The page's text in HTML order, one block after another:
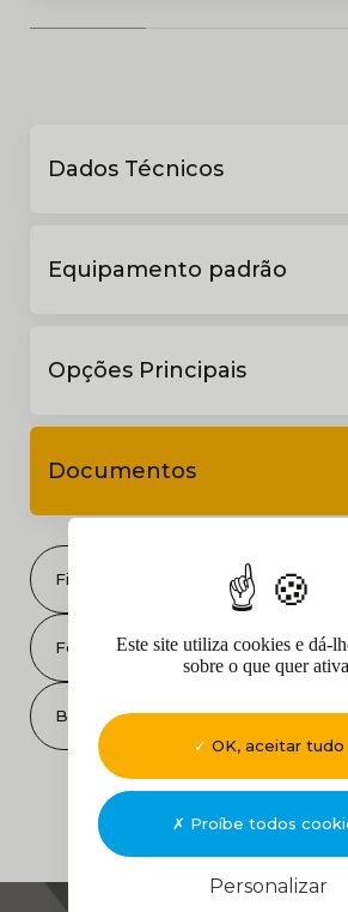
Este site utiliza cookies e dá-
sobre o que quer
OK, aceitar tudo
Proíbe todos
Personalizar
Dados Técnicos
Equipamento padrão
Opções Principais
Documentos
Ficha de dados
Folheto
Bimobject